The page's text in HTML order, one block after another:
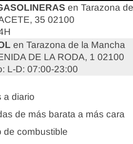
en Tarazona
35 02100
en Tarazona de la Mancha
DE LA RODA, 1 02100
L-D: 07:00-23:00
a diario
de más barata a más cara
de combustible